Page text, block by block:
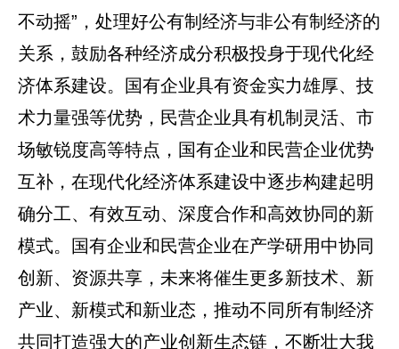
不动摇”，处理好公有制经济与非公有制经济的
关系，鼓励各种经济成分积极投身于现代化经
济体系建设。国有企业具有资金实力雄厚、技
术力量强等优势，民营企业具有机制灵活、市
场敏锐度高等特点，国有企业和民营企业优势
互补，在现代化经济体系建设中逐步构建起明
确分工、有效互动、深度合作和高效协同的新
模式。国有企业和民营企业在产学研用中协同
创新、资源共享，未来将催生更多新技术、新
产业、新模式和新业态，推动不同所有制经济
共同打造强大的产业创新生态链，不断壮大我